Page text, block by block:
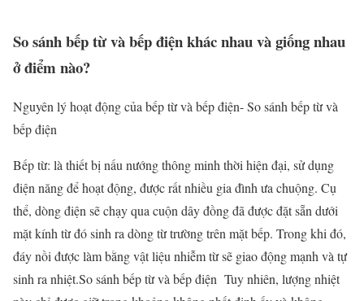
So sánh bếp từ và bếp điện khác nhau và giống nhau
ở điểm nào?
Nguyên lý hoạt động của bếp từ và bếp điện- So sánh bếp từ và
bếp điện
Bếp từ: là thiết bị nấu nướng thông minh thời hiện đại, sử dụng
điện năng để hoạt động, được rất nhiều gia đình ưa chuộng. Cụ
thể, dòng điện sẽ chạy qua cuộn dây đồng đã được đặt sẵn dưới
mặt kính từ đó sinh ra dòng từ trường trên mặt bếp. Trong khi đó,
đáy nồi được làm bằng vật liệu nhiễm từ sẽ giao động mạnh và tự
sinh ra nhiệt.So sánh bếp từ và bếp điện Tuy nhiên, lượng nhiệt